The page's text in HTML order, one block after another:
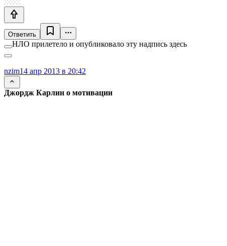
Ответить
НЛО прилетело и опубликовало эту надпись здесь
nzim14 апр 2013 в 20:42
Джордж Карлин о мотивации